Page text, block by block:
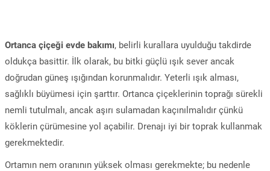
Ortanca çiçeği evde bakımı, belirli kurallara uyulduğu takdirde
oldukça basittir. İlk olarak, bu bitki güçlü ışık sever ancak
doğrudan güneş ışığından korunmalıdır. Yeterli ışık alması,
sağlıklı büyümesi için şarttır. Ortanca çiçeklerinin toprağı sürekli
nemli tutulmalı, ancak aşırı sulamadan kaçınılmalıdır çünkü
köklerin çürümesine yol açabilir. Drenajı iyi bir toprak kullanmak
gerekmektedir.
Ortamın nem oranının yüksek olması gerekmekte; bu nedenle